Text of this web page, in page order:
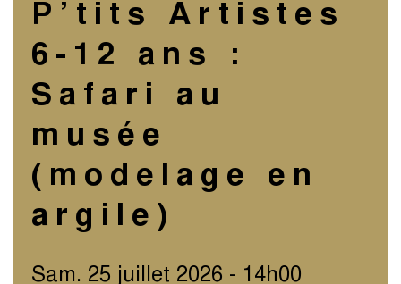
P’tits Artistes
6-12 ans :
Safari au
musée
(modelage en
argile)
Sam. 25 juillet 2026 - 14h00